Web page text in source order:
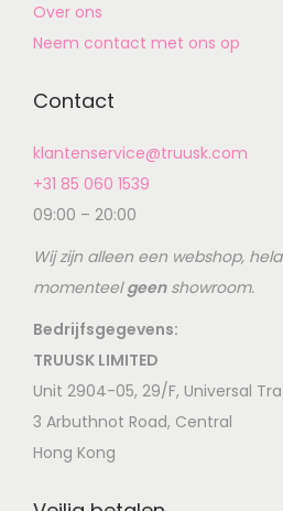
Over ons
Neem contact met ons op
Contact
klantenservice@truusk.com
+31 85 060 1539
09:00 – 20:00
Wij zijn alleen een webshop,
momenteelgeenshowroom.
Bedrijfsgegevens:
TRUUSK LIMITED
Unit 2904-05, 29/F, Universal
3 Arbuthnot Road, Central
Hong Kong